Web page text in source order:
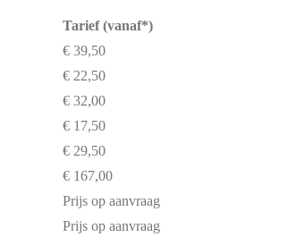
Tarief (vanaf*)
€ 39,50
€ 22,50
€ 32,00
€ 17,50
€ 29,50
€ 167,00
Prijs op aanvraag
Prijs op aanvraag